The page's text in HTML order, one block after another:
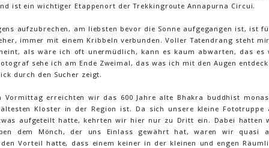
ist ein wichtiger Etappenort der Trekkingroute Annapurna Circui.
aufzubrechen, am liebsten bevor die Sonne aufgegangen ist, ist
immer mit einem Kribbeln verbunden. Voller Tatendrang steht
als wäre ich oft unermüdlich, kann es kaum abwarten, das es
sehe ich am Ende Zweimal, das was ich mit den Augen
durch den Sucher zeigt.
Vormittag erreichten wir das 600 Jahre alte Bhakra buddhist
Kloster in der Region ist. Da sich unsere kleine Fototruppe
aufgeteilt hatte, kehrten wir hier nur zu Dritt ein. Dabei hatten
dem Mönch, der uns Einlass gewährt hat, waren wir quasi
Vorteil hatte, dass einem keiner in der kleinen und engen